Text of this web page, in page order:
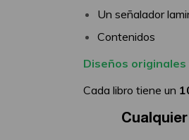
Un señalador
Contenidos
Diseños
Cada libro tiene un